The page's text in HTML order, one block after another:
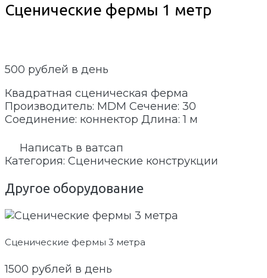
Сценические фермы 1 метр
500 рублей в день
Квадратная сценическая ферма
Производитель: MDM Сечение: 30
Соединение: коннектор Длина: 1 м
Написать в ватсап
Категория: Сценические конструкции
Другое оборудование
Сценические фермы 3 метра
1500 рублей в день